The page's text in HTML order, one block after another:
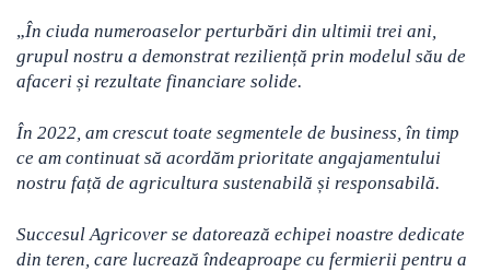
„În ciuda numeroaselor perturbări din ultimii trei ani,
grupul nostru a demonstrat reziliență prin modelul său de
afaceri și rezultate financiare solide.
În 2022, am crescut toate segmentele de business, în timp
ce am continuat să acordăm prioritate angajamentului
nostru față de agricultura sustenabilă și responsabilă.
Succesul Agricover se datorează echipei noastre dedicate
din teren, care lucrează îndeaproape cu fermierii pentru a